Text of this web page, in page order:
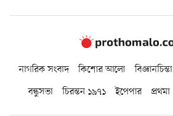
নাগরিক সংবাদ কিশোর আলো বিজ্ঞানচিন্তা
বন্ধুসভা
চিরন্তন ১৯৭১ ইপেপার প্রথমা